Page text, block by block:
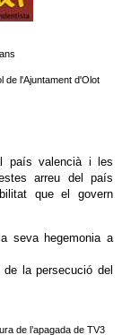
de l'Ajuntament d'Olot
país valencià i les
arreu del país
que el govern
seva hegemonia a
la persecució del
de l’apagada de TV3